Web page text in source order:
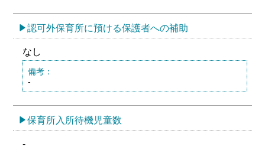
認可外保育所に預ける保護者への補助
なし
備考：
-
保育所入所待機児童数
-